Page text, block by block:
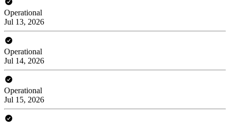
Operational
Jul 13, 2026
Operational
Jul 14, 2026
Operational
Jul 15, 2026